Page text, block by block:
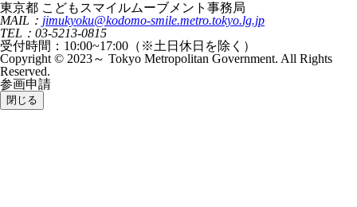
東京都 こどもスマイルムーブメント事務局
MAIL： jimukyoku@kodomo-smile.metro.tokyo.lg.jp
TEL：03-5213-0815
受付時間：10:00~17:00（※土日休日を除く）
Copyright © 2023～ Tokyo Metropolitan Government. All Rights
Reserved.
参画申請
閉じる